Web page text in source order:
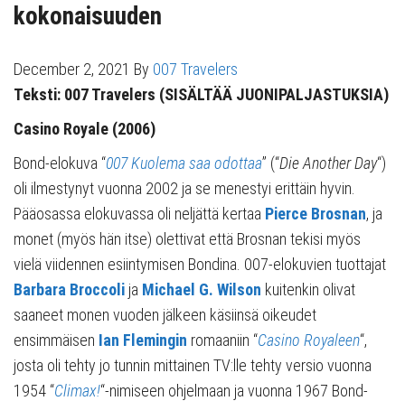
kokonaisuuden
December 2, 2021 By 007 Travelers
Teksti: 007 Travelers (SISÄLTÄÄ JUONIPALJASTUKSIA)
Casino Royale (2006)
Bond-elokuva “007 Kuolema saa odottaa” (“Die Another Day“)
oli ilmestynyt vuonna 2002 ja se menestyi erittäin hyvin.
Pääosassa elokuvassa oli neljättä kertaa Pierce Brosnan, ja
monet (myös hän itse) olettivat että Brosnan tekisi myös
vielä viidennen esiintymisen Bondina. 007-elokuvien tuottajat
Barbara Broccoli ja Michael G. Wilson kuitenkin olivat
saaneet monen vuoden jälkeen käsiinsä oikeudet
ensimmäisen Ian Flemingin romaaniin “Casino Royaleen“,
josta oli tehty jo tunnin mittainen TV:lle tehty versio vuonna
1954 “Climax!“-nimiseen ohjelmaan ja vuonna 1967 Bond-